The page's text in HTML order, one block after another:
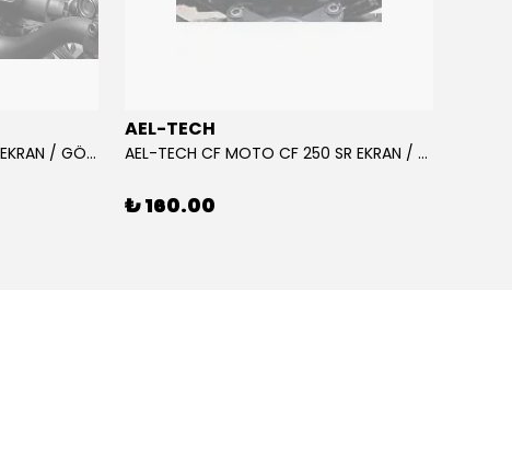
AEL-TECH CF MOTO CF 250 EKRAN / GÖSTERGE KORUYUCU 2020-2022
AEL-TECH
AEL-TECH CF MOTO CF 250 SR EKRAN / GÖSTERGE KORUYUCU 2023-2025
₺ 160.00